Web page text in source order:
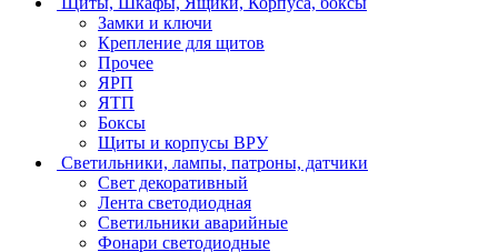
Замки и ключи
Крепление для щитов
Прочее
ЯРП
ЯТП
Боксы
Щиты и корпусы ВРУ
Светильники, лампы, патроны, датчики
Свет декоративный
Лента светодиодная
Светильники аварийные
Фонари светодиодные